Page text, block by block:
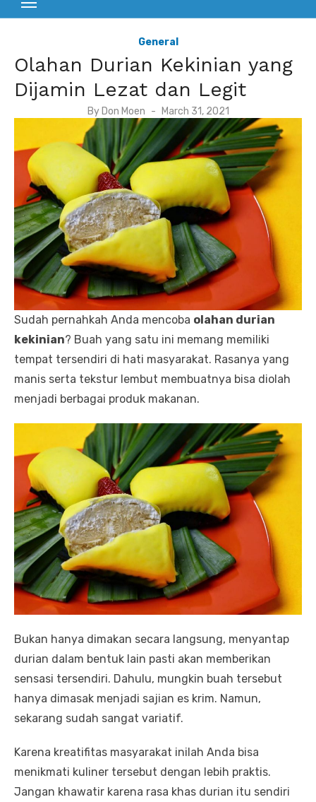
General
Olahan Durian Kekinian yang
Dijamin Lezat dan Legit
By Don Moen
P
o
s
t
e
d
o
n
March 31, 2021
Sudah pernahkah Anda mencoba olahan durian
kekinian? Buah yang satu ini memang memiliki
tempat tersendiri di hati masyarakat. Rasanya yang
manis serta tekstur lembut membuatnya bisa diolah
menjadi berbagai produk makanan.
Bukan hanya dimakan secara langsung, menyantap
durian dalam bentuk lain pasti akan memberikan
sensasi tersendiri. Dahulu, mungkin buah tersebut
hanya dimasak menjadi sajian es krim. Namun,
sekarang sudah sangat variatif.
Karena kreatifitas masyarakat inilah Anda bisa
menikmati kuliner tersebut dengan lebih praktis.
Jangan khawatir karena rasa khas durian itu sendiri